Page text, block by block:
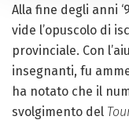
Alla fine degli anni
vide l’opuscolo di
provinciale. Con
insegnanti, fu
ha notato che il
svolgimento del